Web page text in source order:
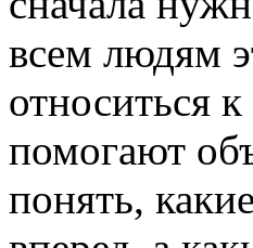
всем людям
относиться
помогают
понять,